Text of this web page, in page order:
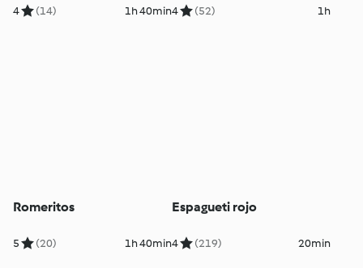
4 (14) 1h 40min4 (52) 1h
Romeritos
5 (20) 1h 40min
Espagueti rojo
4 (219) 20min